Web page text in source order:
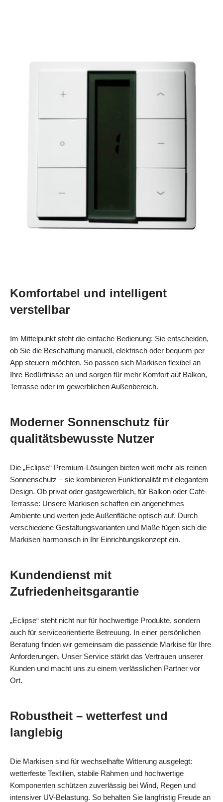
Komfortabel und intelligent
verstellbar
Im Mittelpunkt steht die einfache Bedienung: Sie entscheiden,
ob Sie die Beschattung manuell, elektrisch oder bequem per
App steuern möchten. So passen sich Markisen flexibel an
Ihre Bedürfnisse an und sorgen für mehr Komfort auf Balkon,
Terrasse oder im gewerblichen Außenbereich.
Moderner Sonnenschutz für
qualitätsbewusste Nutzer
Die „Eclipse“ Premium-Lösungen bieten weit mehr als reinen
Sonnenschutz – sie kombinieren Funktionalität mit elegantem
Design. Ob privat oder gastgewerblich, für Balkon oder Café-
Terrasse: Unsere Markisen schaffen ein angenehmes
Ambiente und werten jede Außenfläche optisch auf. Durch
verschiedene Gestaltungsvarianten und Maße fügen sich die
Markisen harmonisch in Ihr Einrichtungskonzept ein.
Kundendienst mit
Zufriedenheitsgarantie
„Eclipse“ steht nicht nur für hochwertige Produkte, sondern
auch für serviceorientierte Betreuung. In einer persönlichen
Beratung finden wir gemeinsam die passende Markise für Ihre
Anforderungen. Unser Service stärkt das Vertrauen unserer
Kunden und macht uns zu einem verlässlichen Partner vor
Ort.
Robustheit – wetterfest und
langlebig
Die Markisen sind für wechselhafte Witterung ausgelegt:
wetterfeste Textilien, stabile Rahmen und hochwertige
Komponenten schützen zuverlässig bei Wind, Regen und
intensiver UV-Belastung. So behalten Sie langfristig Freude an